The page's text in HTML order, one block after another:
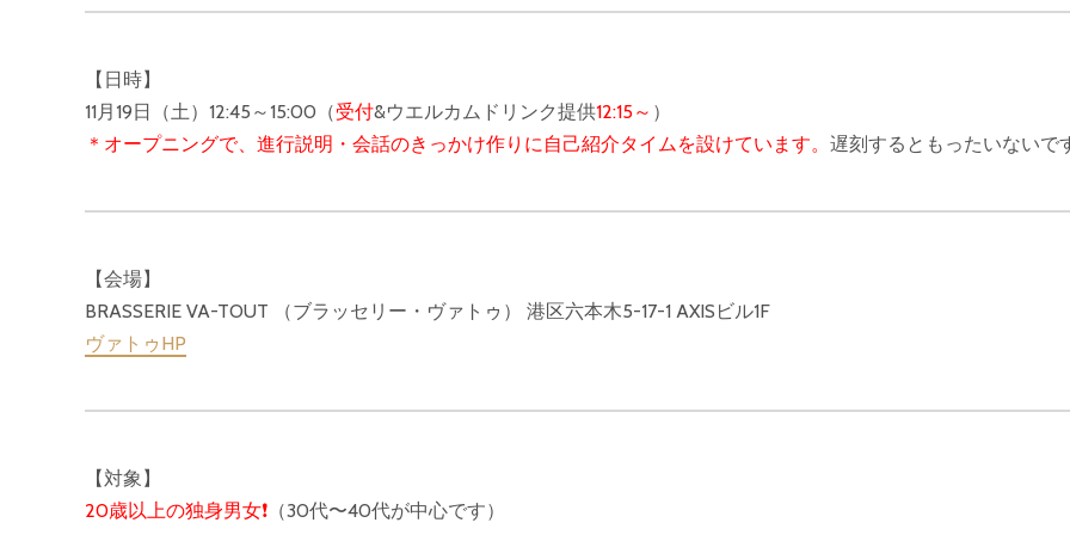
【日時】
11月19日（土）12:45～15:00（受付&ウエルカムドリンク提供12:15～ ）
＊オープニングで、進行説明・会話のきっかけ作りに自己紹介タイムを設けています。 遅刻するともったいないで
【会場】
BRASSERIE VA-TOUT （ブラッセリー・ヴァトゥ） 港区六本木5-17-1 AXISビル1F
ヴァトゥHP
【対象】
20歳以上の独身男女❗️ （30代〜40代が中心です）